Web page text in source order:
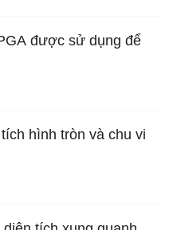
được sử dụng để
hình tròn và chu vi